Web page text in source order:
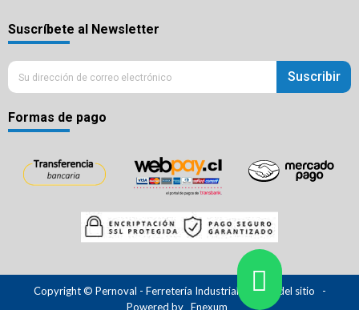
Suscríbete al Newsletter
Suscribir
Formas de pago
Copyright © Pernoval - Ferretería Industrial. Mapa del sitio
-
Powered by Enexum